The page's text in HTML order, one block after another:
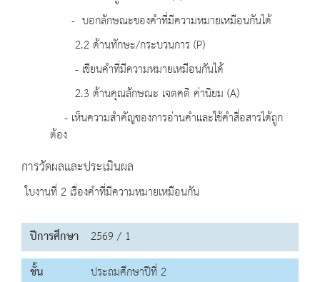
- บอกลักษณะของคำที่มีความหมายเหมือนกันได้
2.2 ด้านทักษะ/กระบวนการ (P)
- เขียนคำที่มีความหมายเหมือนกันได้
2.3 ด้านคุณลักษณะ เจตคติ ค่านิยม (A)
- เห็นความสำคัญของการอ่านคำและใช้คำสื่อสารได้ถูก
ต้อง
การวัดผลและประเมินผล
ใบงานที่ 2 เรื่องคำที่มีความหมายเหมือนกัน
ปีการศึกษา 2569 / 1
ชั้น
ประถมศึกษาปีที่ 2